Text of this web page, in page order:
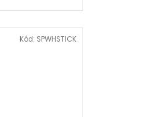
Kód: SPWHSTICK